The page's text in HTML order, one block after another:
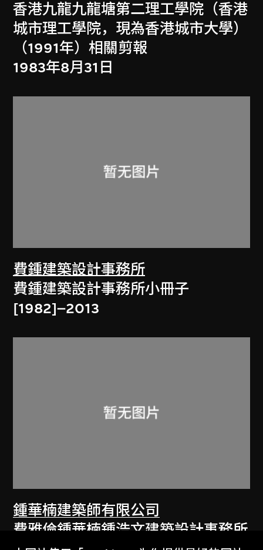
香港九龍九龍塘第二理工學院（香港
城市理工學院，現為香港城市大學）
（1991年）相關剪報
1983年8月31日
費鍾建築設計事務所
費鍾建築設計事務所小冊子
[1982]–2013
鍾華楠建築師有限公司
費雅倫鍾華楠鍾浩文建築設計事務所